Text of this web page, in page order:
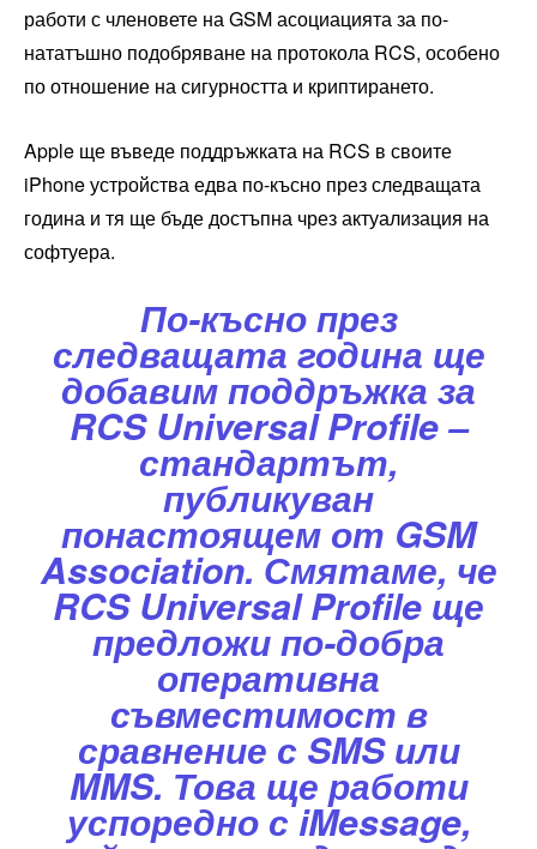
работи с членовете на GSM асоциацията за по-
нататъшно подобряване на протокола RCS, особено
по отношение на сигурността и криптирането.
Apple ще въведе поддръжката на RCS в своите
iPhone устройства едва по-късно през следващата
година и тя ще бъде достъпна чрез актуализация на
софтуера.
По-късно през
следващата година ще
добавим поддръжка за
RCS Universal Profile –
стандартът,
публикуван
понастоящем от GSM
Association. Смятаме, че
RCS Universal Profile ще
предложи по-добра
оперативна
съвместимост в
сравнение с SMS или
MMS. Това ще работи
успоредно с iMessage,